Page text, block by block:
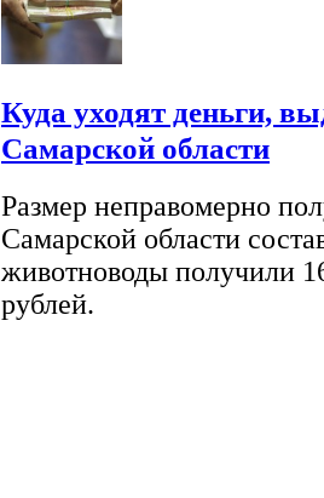
Куда уходят деньги,
Самарской области
Размер неправомерно
Самарской области
животноводы получили
рублей.